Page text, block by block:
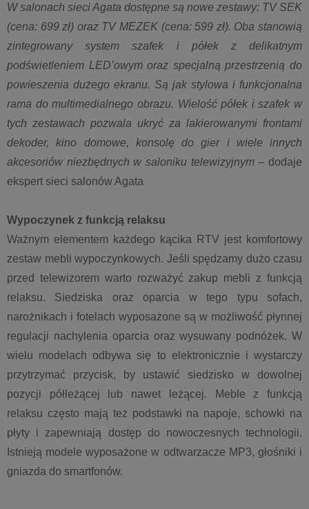
W salonach sieci Agata dostępne są nowe zestawy: TV SEK
(cena: 699 zł) oraz TV MEZEK (cena: 599 zł). Oba stanowią
zintegrowany system szafek i półek z delikatnym
podświetleniem LED’owym oraz specjalną przestrzenią do
powieszenia dużego ekranu. Są jak stylowa i funkcjonalna
rama do multimedialnego obrazu. Wielość półek i szafek w
tych zestawach pozwala ukryć za lakierowanymi frontami
dekoder, kino domowe, konsolę do gier i wiele innych
akcesoriów niezbędnych w saloniku telewizyjnym– dodaje
ekspert sieci salonów Agata
Wypoczynek z funkcją relaksu
Ważnym elementem każdego kącika RTV jest komfortowy
zestaw mebli wypoczynkowych. Jeśli spędzamy dużo czasu
przed telewizorem warto rozważyć zakup mebli z funkcją
relaksu. Siedziska oraz oparcia w tego typu sofach,
narożnikach i fotelach wyposażone są w możliwość płynnej
regulacji nachylenia oparcia oraz wysuwany podnóżek. W
wielu modelach odbywa się to elektronicznie i wystarczy
przytrzymać przycisk, by ustawić siedzisko w dowolnej
pozycji półleżącej lub nawet leżącej. Meble z funkcją
relaksu często mają też podstawki na napoje, schowki na
płyty i zapewniają dostęp do nowoczesnych technologii.
Istnieją modele wyposażone w odtwarzacze MP3, głośniki i
gniazda do smartfonów.